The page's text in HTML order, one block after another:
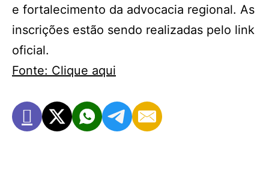
e fortalecimento da advocacia regional. As
inscrições estão sendo realizadas pelo link
oficial.
Fonte: Clique aqui